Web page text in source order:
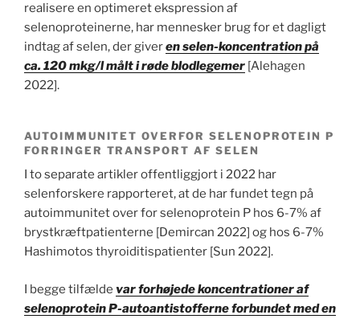
realisere en optimeret ekspression af
selenoproteinerne, har mennesker brug for et dagligt
indtag af selen, der giveren selen-koncentration på
ca. 120 mkg/l målt i røde blodlegemer [Alehagen
2022].
AUTOIMMUNITET OVERFOR SELENOPROTEIN P
FORRINGER TRANSPORT AF SELEN
I to separate artikler offentliggjort i 2022 har
selenforskere rapporteret, at de har fundet tegn på
autoimmunitet over for selenoprotein P hos 6-7% af
brystkræftpatienterne [Demircan 2022] og hos 6-7%
Hashimotos thyroiditispatienter [Sun 2022].
I begge tilfælde var forhøjede koncentrationer af
selenoprotein P-autoantistofferne forbundet med en